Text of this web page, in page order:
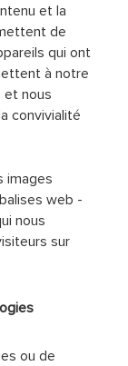
et la
de
qui ont
à notre
et nous
convivialité
images
web -
nous
sur
ou de